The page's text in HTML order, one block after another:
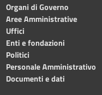
Organi di Governo
Aree Amministrative
Uffici
Enti e fondazioni
Politici
Personale Amministrativo
Documenti e dati